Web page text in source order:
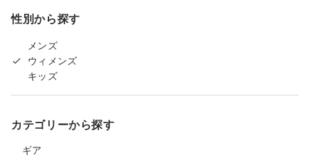
性別から探す
メンズ
ウィメンズ
キッズ
カテゴリーから探す
ギア